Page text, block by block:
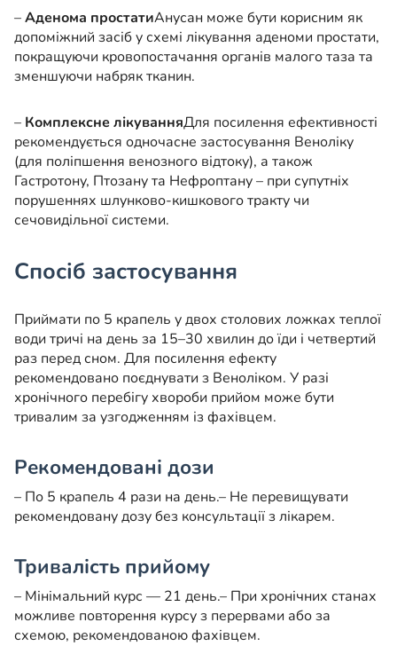
–Аденома простатиАнусан може бути корисним як
допоміжний засіб у схемі лікування аденоми простати,
покращуючи кровопостачання органів малого таза та
зменшуючи набряк тканин.
– Комплексне лікуванняДля посилення ефективності
рекомендується одночасне застосування Веноліку
(для поліпшення венозного відтоку), а також
Гастротону, Птозану та Нефроптану – при супутніх
порушеннях шлунково-кишкового тракту чи
сечовидільної системи.
Спосіб застосування
Приймати по 5 крапель у двох столових ложках теплої
води тричі на день за 15–30 хвилин до їди і четвертий
раз перед сном. Для посилення ефекту
рекомендовано поєднувати з Веноліком. У разі
хронічного перебігу хвороби прийом може бути
тривалим за узгодженням із фахівцем.
Рекомендовані дози
– По 5 крапель 4 рази на день.– Не перевищувати
рекомендовану дозу без консультації з лікарем.
Тривалість прийому
– Мінімальний курс — 21 день.– При хронічних станах
можливе повторення курсу з перервами або за
схемою, рекомендованою фахівцем.